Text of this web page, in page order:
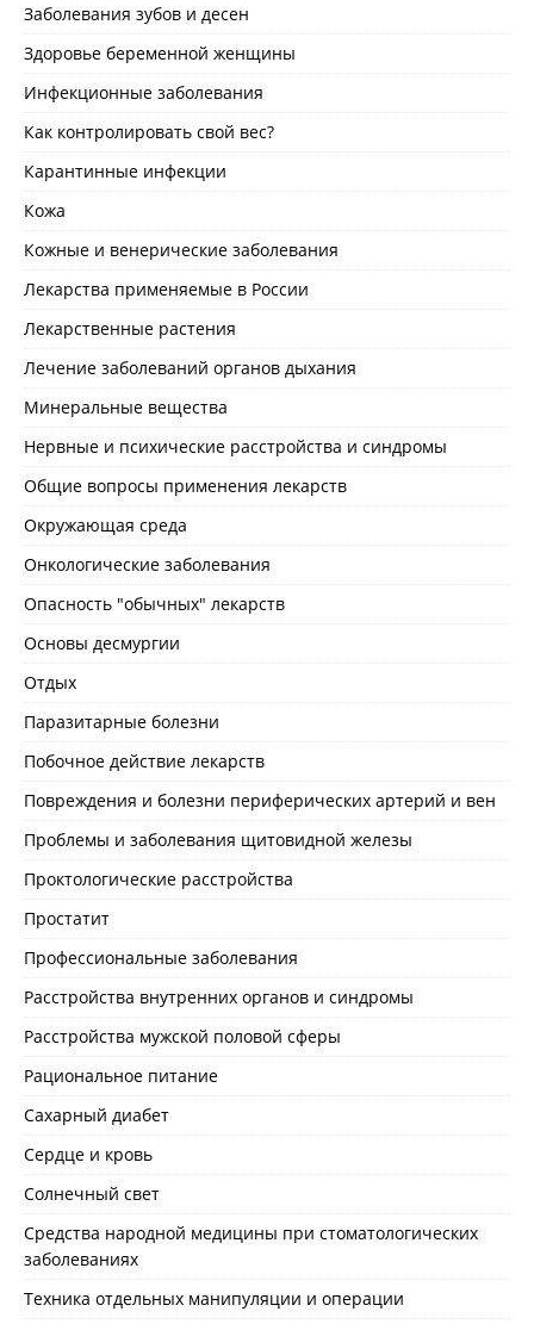
Заболевания зубов и десен
Здоровье беременной женщины
Инфекционные заболевания
Как контролировать свой вес?
Карантинные инфекции
Кожа
Кожные и венерические заболевания
Лекарства применяемые в России
Лекарственные растения
Лечение заболеваний органов дыхания
Минеральные вещества
Нервные и психические расстройства и синдромы
Общие вопросы применения лекарств
Окружающая среда
Онкологические заболевания
Опасность "обычных" лекарств
Основы десмургии
Отдых
Паразитарные болезни
Побочное действие лекарств
Повреждения и болезни периферических артерий и вен
Проблемы и заболевания щитовидной железы
Проктологические расстройства
Простатит
Профессиональные заболевания
Расстройства внутренних органов и синдромы
Расстройства мужской половой сферы
Рациональное питание
Сахарный диабет
Сердце и кровь
Солнечный свет
Средства народной медицины при стоматологических
заболеваниях
Техника отдельных манипуляции и операции